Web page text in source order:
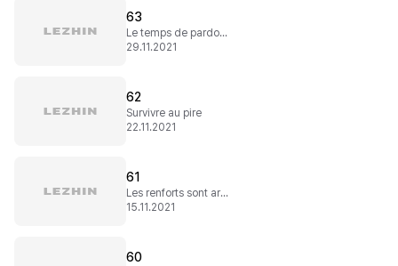
63
Le temps de pardonner
29.11.2021
62
Survivre au pire
22.11.2021
61
Les renforts sont arrivés !
15.11.2021
60